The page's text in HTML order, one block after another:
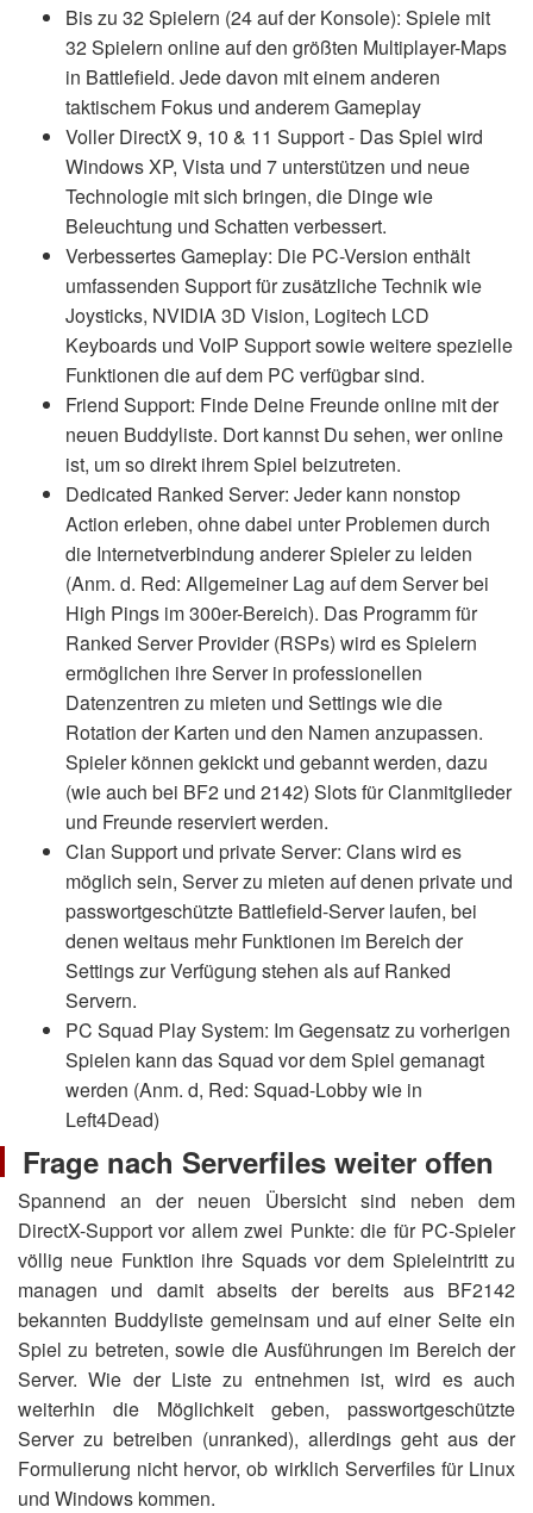
Bis zu 32 Spielern (24 auf der Konsole): Spiele mit
32 Spielern online auf den größten Multiplayer-Maps
in Battlefield. Jede davon mit einem anderen
taktischem Fokus und anderem Gameplay
Voller DirectX 9, 10 & 11 Support - Das Spiel wird
Windows XP, Vista und 7 unterstützen und neue
Technologie mit sich bringen, die Dinge wie
Beleuchtung und Schatten verbessert.
Verbessertes Gameplay: Die PC-Version enthält
umfassenden Support für zusätzliche Technik wie
Joysticks, NVIDIA 3D Vision, Logitech LCD
Keyboards und VoIP Support sowie weitere spezielle
Funktionen die auf dem PC verfügbar sind.
Friend Support: Finde Deine Freunde online mit der
neuen Buddyliste. Dort kannst Du sehen, wer online
ist, um so direkt ihrem Spiel beizutreten.
Dedicated Ranked Server: Jeder kann nonstop
Action erleben, ohne dabei unter Problemen durch
die Internetverbindung anderer Spieler zu leiden
(Anm. d. Red: Allgemeiner Lag auf dem Server bei
High Pings im 300er-Bereich). Das Programm für
Ranked Server Provider (RSPs) wird es Spielern
ermöglichen ihre Server in professionellen
Datenzentren zu mieten und Settings wie die
Rotation der Karten und den Namen anzupassen.
Spieler können gekickt und gebannt werden, dazu
(wie auch bei BF2 und 2142) Slots für Clanmitglieder
und Freunde reserviert werden.
Clan Support und private Server: Clans wird es
möglich sein, Server zu mieten auf denen private und
passwortgeschützte Battlefield-Server laufen, bei
denen weitaus mehr Funktionen im Bereich der
Settings zur Verfügung stehen als auf Ranked
Servern.
PC Squad Play System: Im Gegensatz zu vorherigen
Spielen kann das Squad vor dem Spiel gemanagt
werden (Anm. d, Red: Squad-Lobby wie in
Left4Dead)
Frage nach Serverfiles weiter offen
Spannend an der neuen Übersicht sind neben dem
DirectX-Support vor allem zwei Punkte: die für PC-Spieler
völlig neue Funktion ihre Squads vor dem Spieleintritt zu
managen und damit abseits der bereits aus BF2142
bekannten Buddyliste gemeinsam und auf einer Seite ein
Spiel zu betreten, sowie die Ausführungen im Bereich der
Server. Wie der Liste zu entnehmen ist, wird es auch
weiterhin die Möglichkeit geben, passwortgeschützte
Server zu betreiben (unranked), allerdings geht aus der
Formulierung nicht hervor, ob wirklich Serverfiles für Linux
und Windows kommen.